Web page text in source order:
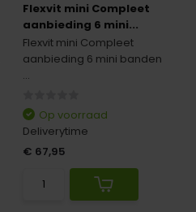
Flexvit mini Compleet
aanbieding 6 mini...
Flexvit mini Compleet
aanbieding 6 mini banden
...
Op voorraad
Deliverytime
€ 67,95